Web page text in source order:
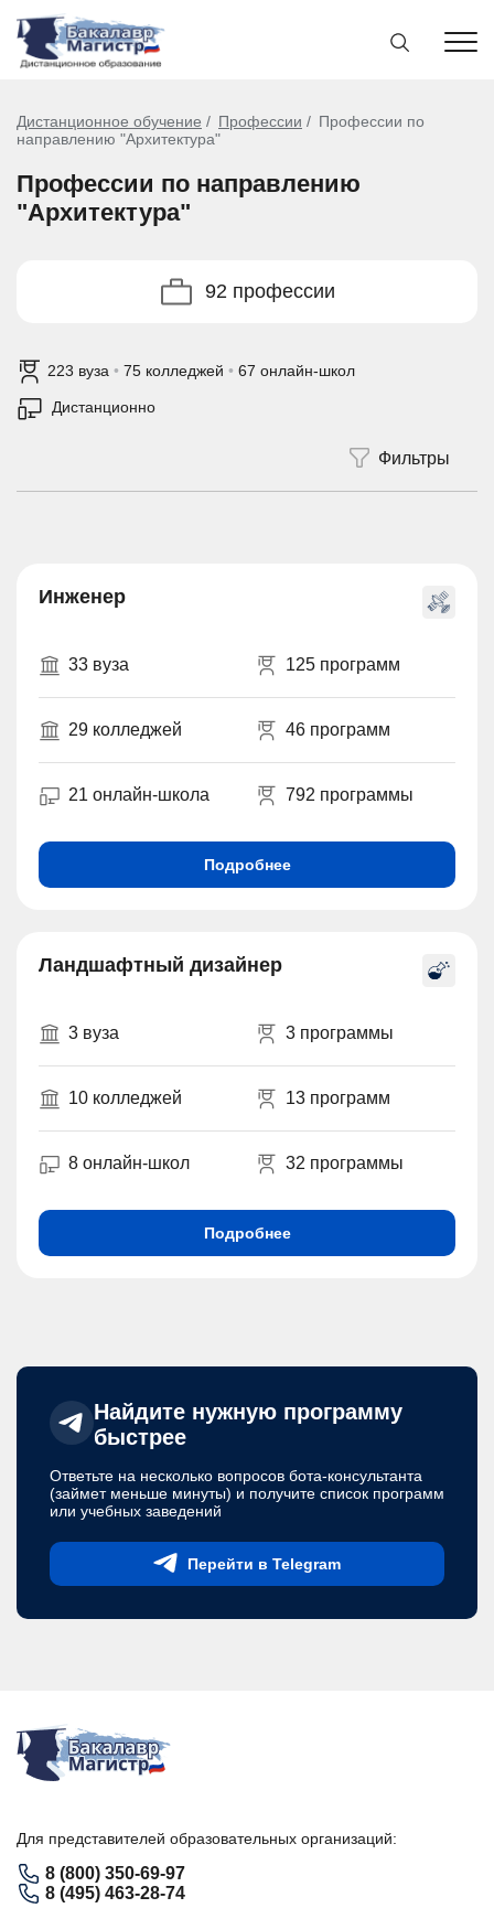
Дистанционное обучение Профессии
Профессии по
направлению "Архитектура"
Профессии по направлению
"Архитектура"
92 профессии
223 вуза • 75 колледжей • 67 онлайн-школ
Дистанционно
Инженер
33 вуза 125 программ
29 колледжей 46 программ
21 онлайн-школа 792 программы
Подробнее
Ландшафтный дизайнер
3 вуза 3 программы
10 колледжей 13 программ
8 онлайн-школ 32 программы
Подробнее
Найдите нужную программу
быстрее
Ответьте на несколько вопросов бота-консультанта
(займет меньше минуты) и получите список программ
или учебных заведений
Перейти в Telegram
Для представителей образовательных организаций:
8 (800) 350-69-97
8 (495) 463-28-74